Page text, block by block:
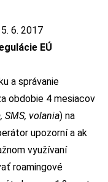
6. 2017
EÚ
a správanie
obdobie 4 mesiacov
SMS, volania) na
upozorní a ak
využívaní
roamingové